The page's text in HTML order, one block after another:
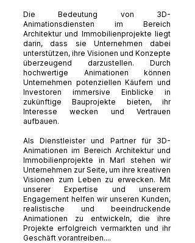
Die Bedeutung von 3D-
Animationsdiensten im Bereich
Architektur und Immobilienprojekte liegt
darin, dass sie Unternehmen dabei
unterstützen, ihre Visionen und Konzepte
überzeugend darzustellen. Durch
hochwertige Animationen können
Unternehmen potenziellen Käufern und
Investoren immersive Einblicke in
zukünftige Bauprojekte bieten, ihr
Interesse wecken und Vertrauen
aufbauen.
Als Dienstleister und Partner für 3D-
Animationen im Bereich Architektur und
Immobilienprojekte in Marl stehen wir
Unternehmen zur Seite, um ihre kreativen
Visionen zum Leben zu erwecken. Mit
unserer Expertise und unserem
Engagement helfen wir unseren Kunden,
realistische und beeindruckende
Animationen zu entwickeln, die ihre
Projekte erfolgreich vermarkten und ihr
Geschäft vorantreiben....